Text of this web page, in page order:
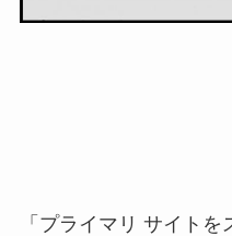
「プライマリ サイト